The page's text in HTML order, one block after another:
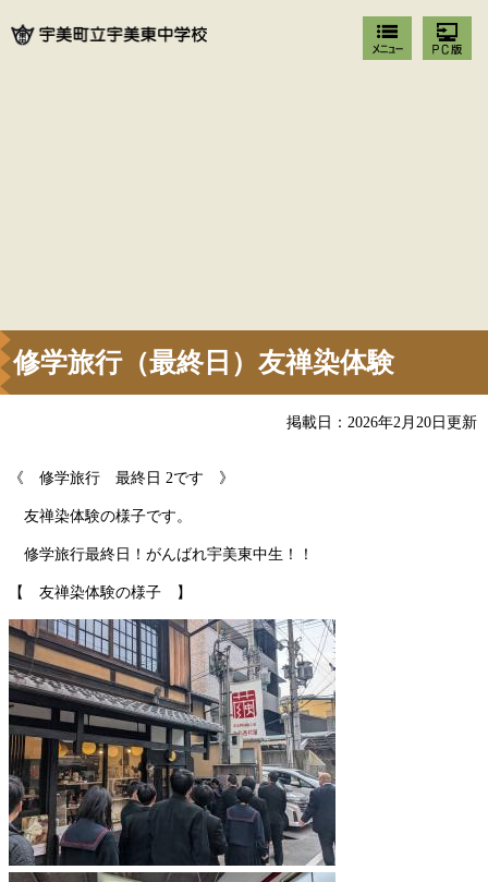
修学旅行（最終日）友禅染体験
掲載日：2026年2月20日更新
《 修学旅行 最終日 2です 》
友禅染体験の様子です。
修学旅行最終日！がんばれ宇美東中生！！
【 友禅染体験の様子 】